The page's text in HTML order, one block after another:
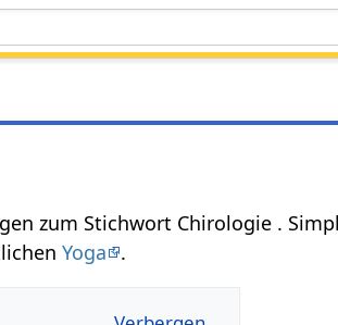
zum Stichwort Chirologie .
Yoga .